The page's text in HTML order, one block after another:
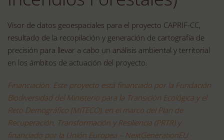
Visor de datos geoespaciales para el proyecto CAPRIF-CC,
resultado de la recopilación y generación de cartografía de
precisión para llevar a cabo un análisis ambiental y territorial
en los ámbitos de actuación del proyecto.
Financiación: Este proyecto está financiado por la Fundación
Biodiversidad del Ministerio para la Transición Ecológica y el
Reto Demográfico (MITECO), en el marco del Plan de
Recuperación, Transformación y Resiliencia (PRTR) y
financiado por la Unión Europea – NextGenerationEU.